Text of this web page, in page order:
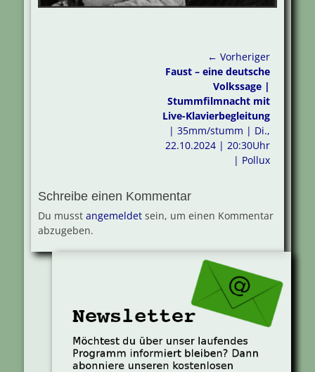
← Vorheriger
Vorheriger
Faust – eine deutsche
Volkssage |
Stummfilmnacht mit
Live-Klavierbegleitung
| 35mm/stumm | Di.,
22.10.2024 | 20:30Uhr
| Pollux
Schreibe einen Kommentar
Du musst angemeldet sein, um einen Kommentar
abzugeben.